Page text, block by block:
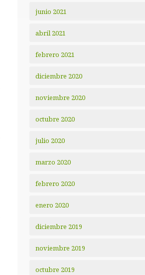
junio 2021
abril 2021
febrero 2021
diciembre 2020
noviembre 2020
octubre 2020
julio 2020
marzo 2020
febrero 2020
enero 2020
diciembre 2019
noviembre 2019
octubre 2019